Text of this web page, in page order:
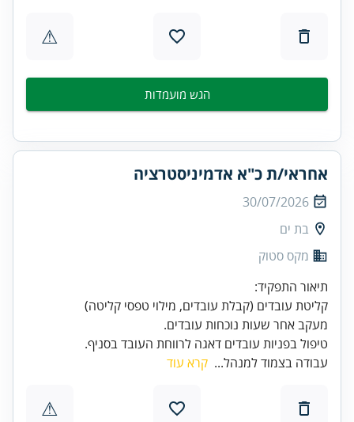
⚠
הגש מועמדות
אחראי/ת כ"א אדמיניסטרציה
30/07/2026
בת ים
מקס סטוק
טיפול בפניות עובדים דאגה לרווחת העובד בסניף.
עבודה בצמוד למנהל... קרא עוד
⚠